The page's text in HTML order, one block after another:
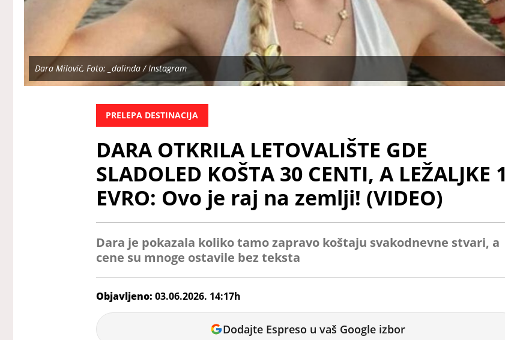
Dara Milović, Foto: _dalinda / Instagram
PRELEPA DESTINACIJA
DARA OTKRILA LETOVALIŠTE GDE
SLADOLED KOŠTA 30 CENTI, A LEŽALJKE 1
EVRO: Ovo je raj na zemlji! (VIDEO)
Dara je pokazala koliko tamo zapravo koštaju svakodnevne stvari, a
cene su mnoge ostavile bez teksta
Objavljeno: 03.06.2026. 14:17h
Ana
Petrović
Dodajte Espreso u vaš Google izbor